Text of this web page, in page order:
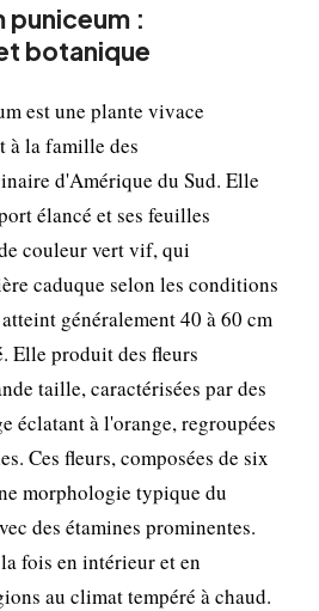
puniceum :
botanique
est une plante vivace
à la famille des
d'Amérique du Sud. Elle
élancé et ses feuilles
couleur vert vif, qui
caduque selon les conditions
généralement 40 à 60 cm
Elle produit des fleurs
taille, caractérisées par des
éclatant à l'orange, regroupées
Ces fleurs, composées de six
morphologie typique du
des étamines prominentes.
fois en intérieur et en
au climat tempéré à chaud.